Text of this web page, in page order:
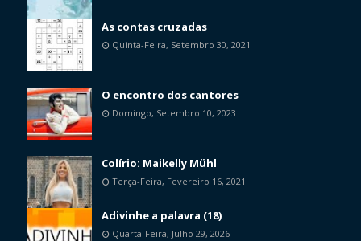
As contas cruzadas
Quinta-Feira, Setembro 30, 2021
O encontro dos cantores
Domingo, Setembro 10, 2023
Colírio: Maikelly Mühl
Terça-Feira, Fevereiro 16, 2021
Adivinhe a palavra (18)
Quarta-Feira, Julho 29, 2026